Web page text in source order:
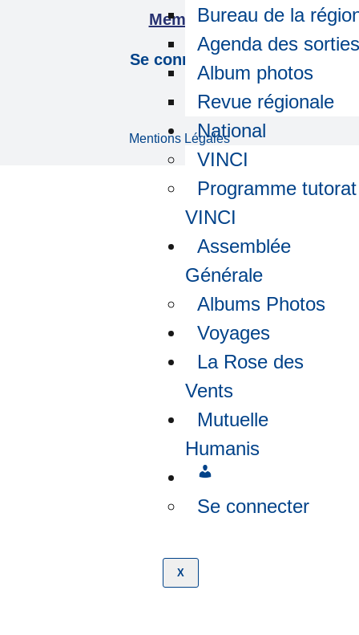
Bureau de la
Agenda des
Album photos
Revue régionale
National
VINCI
Programme tutorat
VINCI
Assemblée
Générale
Albums Photos
Voyages
La Rose des
Vents
Mutuelle
Humanis
Se connecter
X
Membre
Se connecter
Mentions Légales